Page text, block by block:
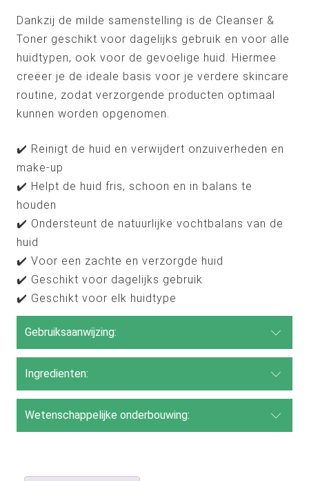
Dankzij de milde samenstelling is de Cleanser &
Toner geschikt voor dagelijks gebruik en voor alle
huidtypen, ook voor de gevoelige huid. Hiermee
creëer je de ideale basis voor je verdere skincare
routine, zodat verzorgende producten optimaal
kunnen worden opgenomen.
✔️ Reinigt de huid en verwijdert onzuiverheden en
make-up
✔️ Helpt de huid fris, schoon en in balans te
houden
✔️ Ondersteunt de natuurlijke vochtbalans van de
huid
✔️ Voor een zachte en verzorgde huid
✔️ Geschikt voor dagelijks gebruik
✔️ Geschikt voor elk huidtype
Gebruiksaanwijzing:
Ingredienten:
Wetenschappelijke onderbouwing: